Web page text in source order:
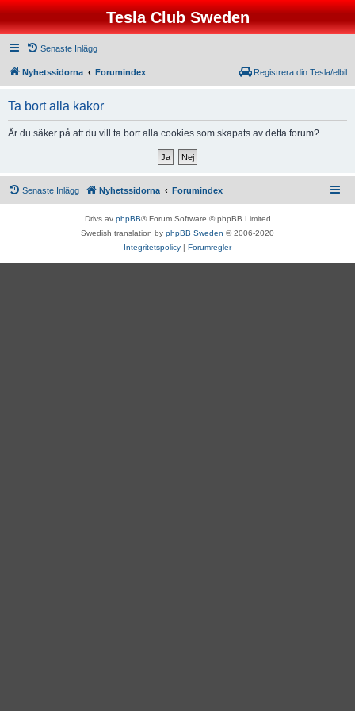
Tesla Club Sweden
Senaste Inlägg
Nyhetssidorna Forumindex Registrera din Tesla/elbil
Ta bort alla kakor
Är du säker på att du vill ta bort alla cookies som skapats av detta forum?
Senaste Inlägg Nyhetssidorna Forumindex
Drivs av phpBB® Forum Software © phpBB Limited
Swedish translation by phpBB Sweden © 2006-2020
Integritetspolicy | Forumregler